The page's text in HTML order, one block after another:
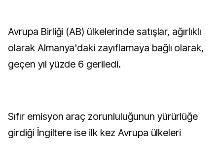
Avrupa Birliği (AB) ülkelerinde satışlar, ağırlıklı
olarak Almanya'daki zayıflamaya bağlı olarak,
geçen yıl yüzde 6 geriledi.
Sıfır emisyon araç zorunluluğunun yürürlüğe
girdiği İngiltere ise ilk kez Avrupa ülkeleri